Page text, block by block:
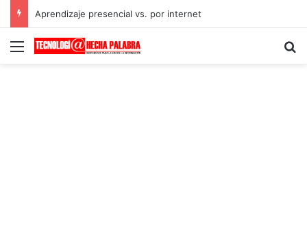
Aprendizaje presencial vs. por internet
Menú